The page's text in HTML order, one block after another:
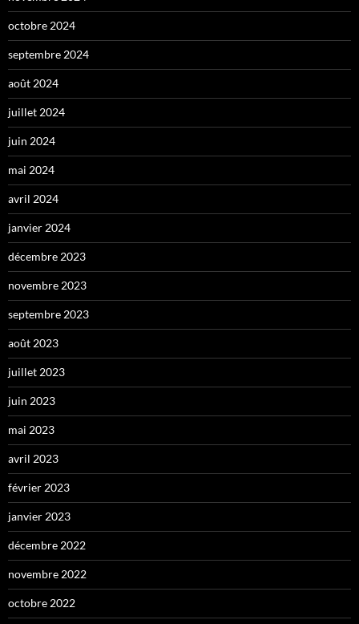
octobre 2024
septembre 2024
août 2024
juillet 2024
juin 2024
mai 2024
avril 2024
janvier 2024
décembre 2023
novembre 2023
septembre 2023
août 2023
juillet 2023
juin 2023
mai 2023
avril 2023
février 2023
janvier 2023
décembre 2022
novembre 2022
octobre 2022